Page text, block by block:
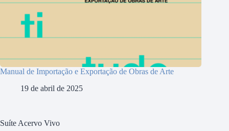
Manual de Importação e Exportação de Obras de Arte
19 de abril de 2025
Suíte Acervo Vivo